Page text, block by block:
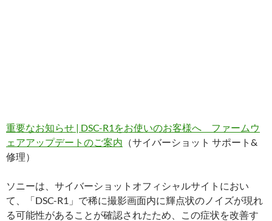
重要なお知らせ | DSC-R1をお使いのお客様へ ファームウ
ェアアップデートのご案内 （サイバーショット サポート&
修理）
ソニーは、サイバーショットオフィシャルサイトにおい
て、「DSC-R1」で稀に撮影画面内に輝点状のノイズが現れ
る可能性があることが確認されたため、この症状を改善す